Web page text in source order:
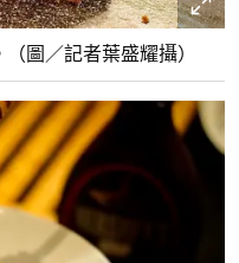
圖／記者葉盛耀攝）